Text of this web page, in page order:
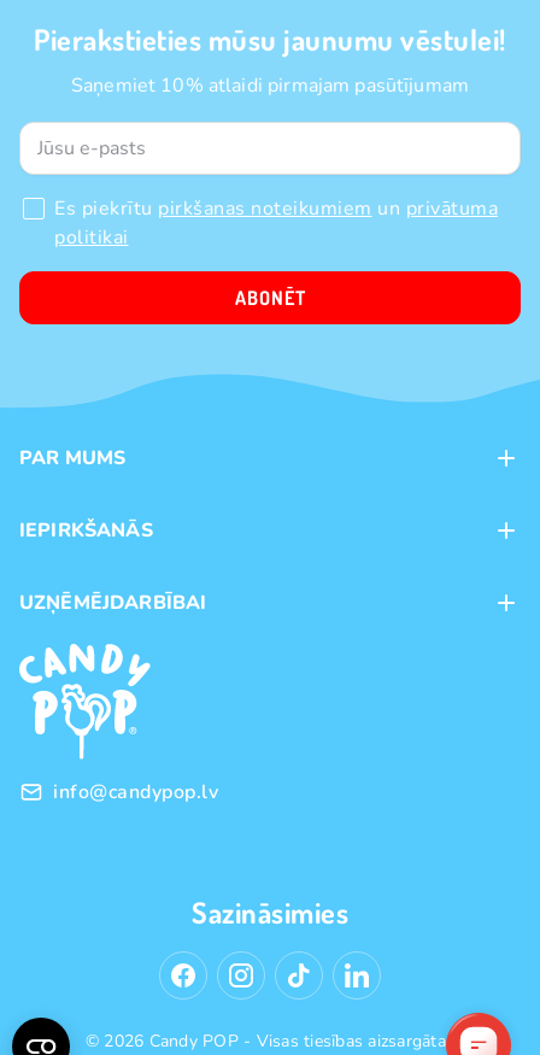
Pierakstieties mūsu jaunumu vēstulei!
Saņemiet 10% atlaidi pirmajam pasūtījumam
Es piekrītu pirkšanas noteikumiem un privātuma
politikai
ABONĒT
PAR MUMS
Veikali
Preču zīmoli
IEPIRKŠANĀS
Piegāde
Pirkšanas noteikumi
Privātuma politika
UZŅĒMĒJDARBĪBAI
Franšīze
Vairumtirdzniecība
info@candypop.lv
Sazināsimies
© 2026 Candy POP - Visas tiesības aizsargātas